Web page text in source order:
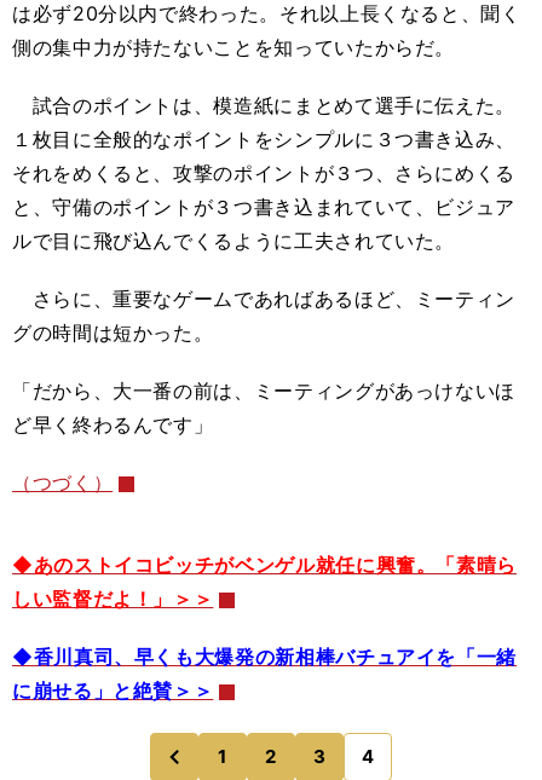
は必ず20分以内で終わった。それ以上長くなると、聞く
側の集中力が持たないことを知っていたからだ。
試合のポイントは、模造紙にまとめて選手に伝えた。
１枚目に全般的なポイントをシンプルに３つ書き込み、
それをめくると、攻撃のポイントが３つ、さらにめくる
と、守備のポイントが３つ書き込まれていて、ビジュア
ルで目に飛び込んでくるように工夫されていた。
さらに、重要なゲームであればあるほど、ミーティン
グの時間は短かった。
「だから、大一番の前は、ミーティングがあっけないほ
ど早く終わるんです」
（つづく）
◆あのストイコビッチがベンゲル就任に興奮。「素晴ら
しい監督だよ！」＞＞
◆香川真司、早くも大爆発の新相棒バチュアイを「一緒
に崩せる」と絶賛＞＞
前
のページへ
1 2 3 4